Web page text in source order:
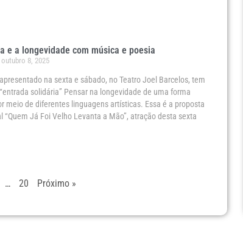
e a longevidade com música e poesia
8, 2025
na sexta e sábado, no Teatro Joel Barcelos, tem
solidária” Pensar na longevidade de uma forma
meio de diferentes linguagens artísticas. Essa é a proposta
“Quem Já Foi Velho Levanta a Mão”, atração desta sexta
… 20 Próximo »